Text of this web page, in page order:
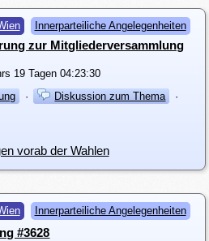
Innerparteiliche Angelegenheiten
zur Mitgliederversammlung
19 Tagen 04:23:30
· Diskussion zum Thema
·
vorab der Wahlen
Innerparteiliche Angelegenheiten
#3628